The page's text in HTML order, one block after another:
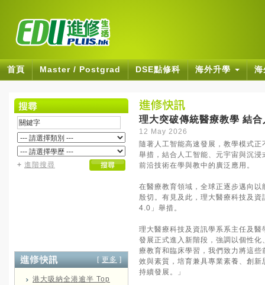
首頁 Master / Postgrad DSE點修科 海外升學
+ 進階搜尋
[ 更多 ]
港大吸納全港逾半 Top
理大突破傳統醫療教學 結
12 May 2026
隨著人工智能高速發展，教學模式
舉措，結合人工智能、元宇宙與沉
前沿技術在學與教中的廣泛應用。
在醫療教育領域，全球正逐步邁向
殷切。有見及此，理大醫療科技及
4.0」舉措。
理大醫療科技及資訊學系系主任及
發展正式進入新階段，強調以個性
療教育和臨床學習，我們致力將這
效與素質，培育兼具專業素養、創
持續發展。」